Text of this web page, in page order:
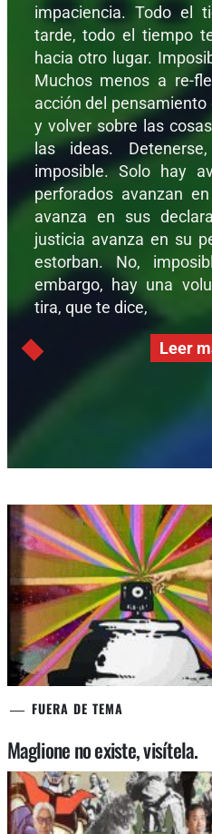
impaciencia. Todo el
tarde, todo el tiempo
hacia otro lugar.
Muchos menos a re-
acción del
y volver sobre las
las ideas.
imposible. Solo hay
perforados avanzan
avanza en sus
justicia avanza en su
estorban. No,
embargo, hay una
tira, que te dice,
Leer
FUERA DE TEMA
Maglione no existe, visítela.